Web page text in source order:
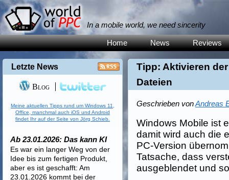
In a mobile world, we need sincerity
Home News Reviews
Tipp: Aktivieren
Dateien
Geschrieben vonAndreas
Windows Mobile ist
damit wird auch die
PC-Version
Tatsache, dass
ausgeblendet und
Letzte News
Blog
Meine aktuellen Tipps rund um Windows 11,
Office, manchmal auch iOS und Android
findet Ihr auf der Seite von Jörg Schieb.
Ab 23.01.2026: Das kann KI
Es war ein langer Weg von der
Idee bis zum fertigen Produkt,
aber es ist geschafft: Am
23.01.2026 kommt bei der